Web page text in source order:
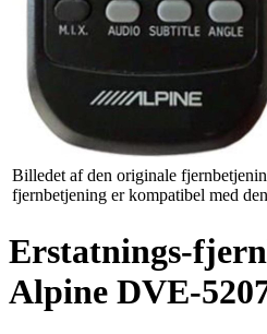
Billedet af den originale
fjernbetjening er kompatibel med
Erstatnings-
Alpine DVE-